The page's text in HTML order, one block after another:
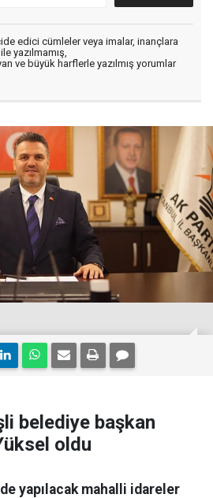
edici cümleler veya imalar, inançlara
yazılmamış,
ve büyük harflerle yazılmış yorumlar
belediye başkan
oldu
yapılacak mahalli idareler